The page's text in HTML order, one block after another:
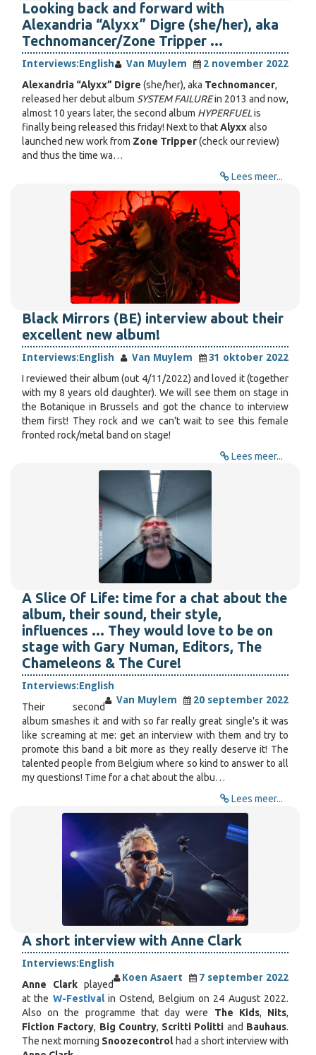
Looking back and forward with
Alexandria “Alyxx” Digre (she/her), aka
Technomancer/Zone Tripper ...
Interviews:English Van Muylem
2 november 2022
Alexandria “Alyxx” Digre (she/her), aka Technomancer,
released her debut album SYSTEM FAILUREin 2013 and now,
almost 10 years later, the second album HYPERFUELis
finally being released this friday! Next to thatAlyxxalso
launched new work from Zone Tripper(check our review)
and thus the time wa…
Lees meer...
Black Mirrors (BE) interview about their
excellent new album!
Interviews:English Van Muylem
31 oktober 2022
I reviewed their album (out 4/11/2022) and loved it (together
with my 8 years old daughter). We will see them on stage in
the Botanique in Brussels and got the chance to interview
them first! They rock and we can't wait to see this female
fronted rock/metal band on stage!
Lees meer...
A Slice Of Life: time for a chat about the
album, their sound, their style,
influences ... They would love to be on
stage with Gary Numan, Editors, The
Chameleons & The Cure!
Interviews:English
Van Muylem
20 september 2022
Their second
album smashes it and with so far really great single's it was
like screaming at me: get an interview with them and try to
promote this band a bit more as they really deserve it! The
talented people from Belgium where so kind to answer to all
my questions! Time for a chat about the albu…
Lees meer...
A short interview with Anne Clark
Interviews:English
Koen Asaert
7 september 2022
Anne Clark played
at the W-Festivalin Ostend, Belgium on 24 August 2022.
Also on the programme that day were The Kids, Nits,
Fiction Factory, Big Country, Scritti Politti and Bauhaus.
The next morning Snoozecontrolhad a short interview with